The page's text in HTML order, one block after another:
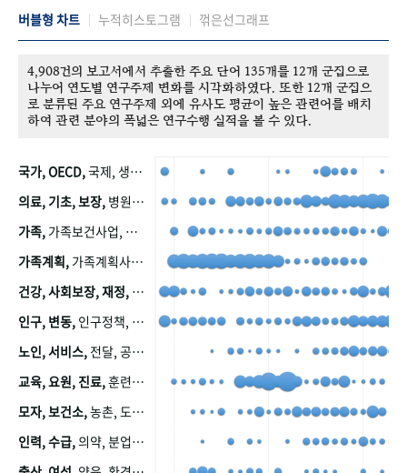
버블형 차트 누적히스토그램 꺾은선그래프
4,908건의 보고서에서 추출한 주요 단어 135개를 12개 군집으로
나누어 연도별 연구주제 변화를 시각화하였다. 또한 12개 군집으
로 분류된 주요 연구주제 외에 유사도 평균이 높은 관련어를 배치
하여 관련 분야의 폭넓은 연구수행 실적을 볼 수 있다.
국가, OECD,국제, 생산, 아시아, 태평양, 태평양지역, 참가
의료, 기초, 보장, 병원, 가정, 연금, 연계, 공적, 일본, 생활, 국민기초생활보장제도, 국민연금, 기금, 저소득층, 근로, 자활, 급여, 환자, 의료비, 모니터링, 한국복지패널, 소득, 지표, 빈곤, 노후, 장애인
가족, 가족보건사업, 산업, 친화, 전국, 출산력
가족계획, 가족계획사업, 가족계획사업평가, 한국가족계획사업, 피임, 보급, 부인, 자궁, 피임약
건강, 사회보장, 재정,
인구, 변동, 인구정책, 저출산, 고령사회, 고령화, 이동, 남북한, 지방자치단체, 컨설팅, 복지정책평가, 집, 사회개발
노인, 서비스, 전달, 공공, 보육, 수요, 공급, 사회서비스, 데이터, 보호, 요양, 아동, 예방, 청소년, 효율, 자원
교육, 요원, 진료,훈련, 보건요원, 마을, 마을건강사업, 보조원, 진료원, 보건진료원, 보건진료원교재
모자, 보건소,농촌, 도시, 금연, 농촌지역, 모자보건사업
인력, 수급,의약, 분업, 식품, 의약품, 의사, 안전